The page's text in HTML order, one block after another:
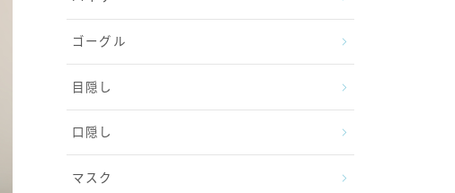
ゴーグル
目隠し
口隠し
マスク